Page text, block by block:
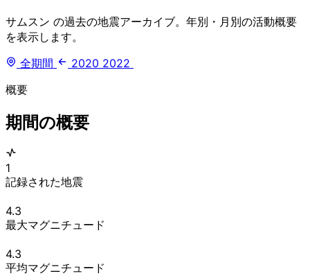
サムスン の過去の地震アーカイブ。年別・月別の活動概要
を表示します。
全期間
2020 2022
概要
期間の概要
1
記録された地震
4.3
最大マグニチュード
4.3
平均マグニチュード